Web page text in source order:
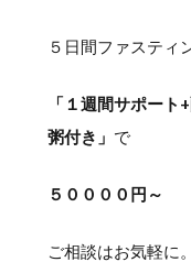
５日間ファスティ
「１週間サポー
粥付き」 で
５００００円～
ご相談はお気軽に。